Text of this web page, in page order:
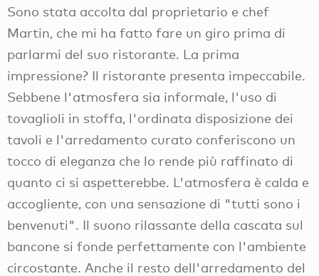
Sono stata accolta dal proprietario e chef
Martin, che mi ha fatto fare un giro prima di
parlarmi del suo ristorante. La prima
impressione? Il ristorante presenta impeccabile.
Sebbene l'atmosfera sia informale, l'uso di
tovaglioli in stoffa, l'ordinata disposizione dei
tavoli e l'arredamento curato conferiscono un
tocco di eleganza che lo rende più raffinato di
quanto ci si aspetterebbe. L'atmosfera è calda e
accogliente, con una sensazione di "tutti sono i
benvenuti". Il suono rilassante della cascata sul
bancone si fonde perfettamente con l'ambiente
circostante. Anche il resto dell'arredamento del